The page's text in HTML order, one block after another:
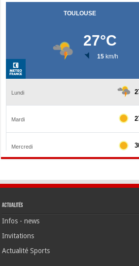
Actualités
Infos - news
Invitations
Actualité Sports